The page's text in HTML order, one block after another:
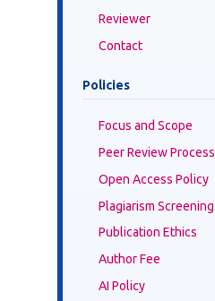
Reviewer
Contact
Policies
Focus and Scope
Peer Review Process
Open Access Policy
Plagiarism Screening
Publication Ethics
Author Fee
AI Policy